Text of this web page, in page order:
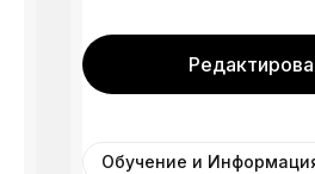
Обучение и